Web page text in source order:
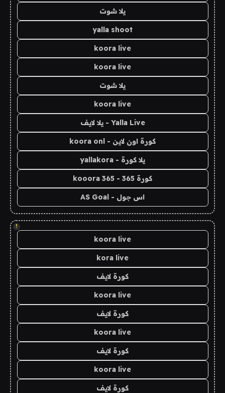
يلا شوت
yalla shoot
koora live
koora live
يلا شوت
koora live
Yalla Live - يلا لايف
كورة اون لاين - koora onl
يلا كورة - yallakora
كورة 365 - kooora 365
اس جول - AS Goal
!
koora live
kora live
كورة لايف
koora live
كورة لايف
koora live
كورة لايف
koora live
كورة لايف